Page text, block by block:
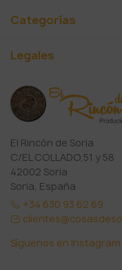
Categorías
Legales
El Rincón de Soria
C/EL COLLADO,51 y 58
42002 Soria
Soria, España
+34 630 93 62 69
Síguenos en Instagram